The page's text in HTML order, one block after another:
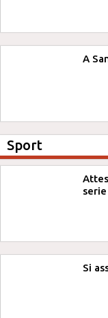
A
Sport
serie
Si